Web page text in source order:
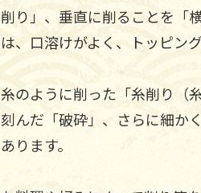
削り」、垂直に削ることを「
は、口溶けがよく、トッピン
糸のように削った「糸削り（
刻んだ「破砕」、さらに細か
あります。